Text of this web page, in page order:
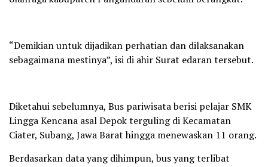
“Demikian untuk dijadikan perhatian dan dilaksanakan
sebagaimana mestinya”, isi di ahir Surat edaran tersebut.
Diketahui sebelumnya, Bus pariwisata berisi pelajar SMK
Lingga Kencana asal Depok terguling di Kecamatan
Ciater, Subang, Jawa Barat hingga menewaskan 11 orang.
Berdasarkan data yang dihimpun, bus yang terlibat